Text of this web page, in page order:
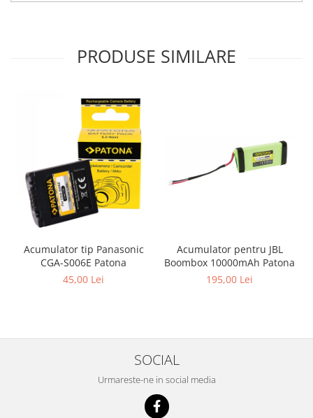
PRODUSE SIMILARE
Acumulator tip Panasonic
CGA-S006E Patona
45,00 Lei
Acumulator pentru JBL
Boombox 10000mAh Patona
195,00 Lei
SOCIAL
Urmareste-ne in social media